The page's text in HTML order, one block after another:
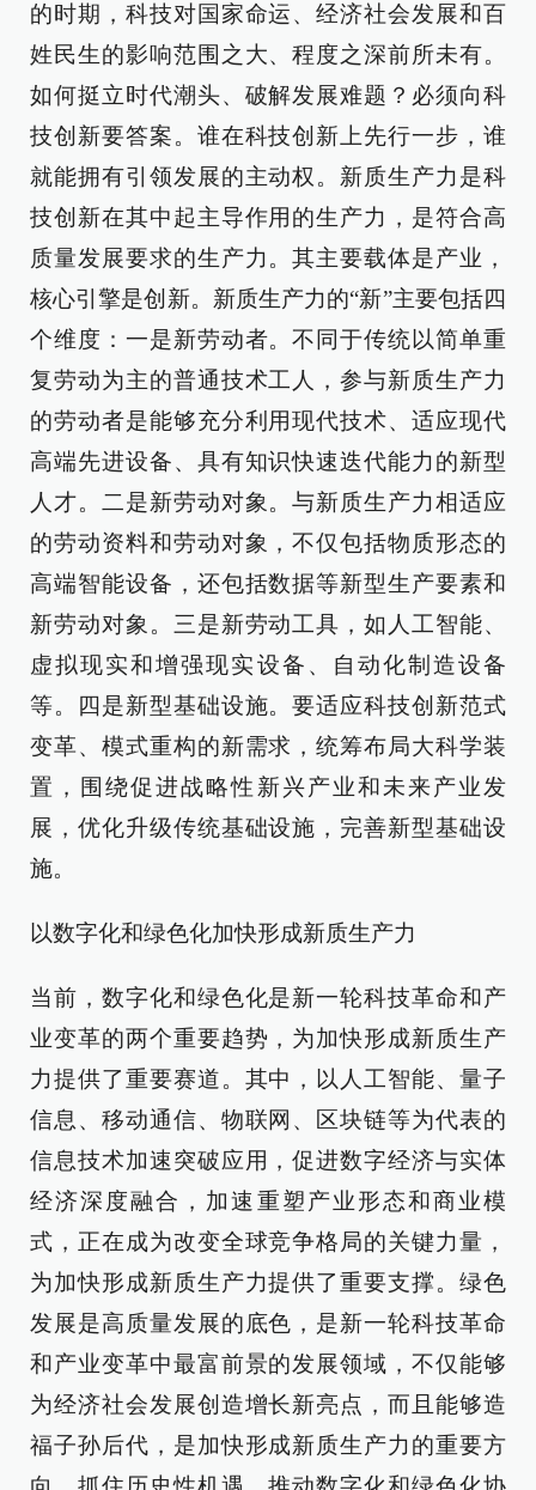
的时期，科技对国家命运、经济社会发展和百
姓民生的影响范围之大、程度之深前所未有。
如何挺立时代潮头、破解发展难题？必须向科
技创新要答案。谁在科技创新上先行一步，谁
就能拥有引领发展的主动权。新质生产力是科
技创新在其中起主导作用的生产力，是符合高
质量发展要求的生产力。其主要载体是产业，
核心引擎是创新。新质生产力的“新”主要包括四
个维度：一是新劳动者。不同于传统以简单重
复劳动为主的普通技术工人，参与新质生产力
的劳动者是能够充分利用现代技术、适应现代
高端先进设备、具有知识快速迭代能力的新型
人才。二是新劳动对象。与新质生产力相适应
的劳动资料和劳动对象，不仅包括物质形态的
高端智能设备，还包括数据等新型生产要素和
新劳动对象。三是新劳动工具，如人工智能、
虚拟现实和增强现实设备、自动化制造设备
等。四是新型基础设施。要适应科技创新范式
变革、模式重构的新需求，统筹布局大科学装
置，围绕促进战略性新兴产业和未来产业发
展，优化升级传统基础设施，完善新型基础设
施。
以数字化和绿色化加快形成新质生产力
当前，数字化和绿色化是新一轮科技革命和产
业变革的两个重要趋势，为加快形成新质生产
力提供了重要赛道。其中，以人工智能、量子
信息、移动通信、物联网、区块链等为代表的
信息技术加速突破应用，促进数字经济与实体
经济深度融合，加速重塑产业形态和商业模
式，正在成为改变全球竞争格局的关键力量，
为加快形成新质生产力提供了重要支撑。绿色
发展是高质量发展的底色，是新一轮科技革命
和产业变革中最富前景的发展领域，不仅能够
为经济社会发展创造增长新亮点，而且能够造
福子孙后代，是加快形成新质生产力的重要方